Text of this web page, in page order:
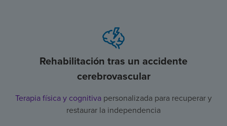
Rehabilitación tras un accidente
cerebrovascular
Terapia física y cognitiva personalizada para recuperar y
restaurar la independencia